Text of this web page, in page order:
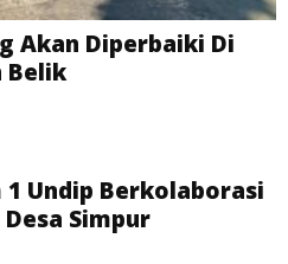
Akan Diperbaiki Di
Belik
1 Undip Berkolaborasi
Simpur